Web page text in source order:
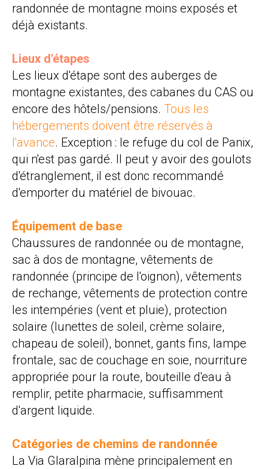
randonnée de montagne moins exposés et
déjà existants.
Lieux d'étapes
Les lieux d'étape sont des auberges de
montagne existantes, des cabanes du CAS ou
encore des hôtels/pensions. Tous les
hébergements doivent être réservés à
l'avance. Exception : le refuge du col de Panix,
qui n'est pas gardé. Il peut y avoir des goulots
d'étranglement, il est donc recommandé
d'emporter du matériel de bivouac.
Équipement de base
Chaussures de randonnée ou de montagne,
sac à dos de montagne, vêtements de
randonnée (principe de l'oignon), vêtements
de rechange, vêtements de protection contre
les intempéries (vent et pluie), protection
solaire (lunettes de soleil, crème solaire,
chapeau de soleil), bonnet, gants fins, lampe
frontale, sac de couchage en soie, nourriture
appropriée pour la route, bouteille d'eau à
remplir, petite pharmacie, suffisamment
d'argent liquide.
Catégories de chemins de randonnée
La Via Glaralpina mène principalement en